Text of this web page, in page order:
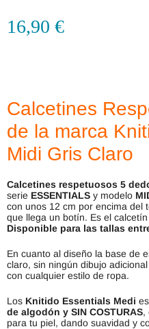
16,90 €
Calcetines
de la marca
Midi Gris Claro
Calcetines respetuosos 5
serie ESSENTIALS y modelo
con unos 12 cm por encima del
que llega un botín. Es el
Disponible para las tallas
En cuanto al diseño la base de
claro, sin ningún dibujo
con cualquier estilo de ropa.
Los Knitido Essentials Medi
de algodón y SIN COSTURAS,
para tu piel, dando suavidad y